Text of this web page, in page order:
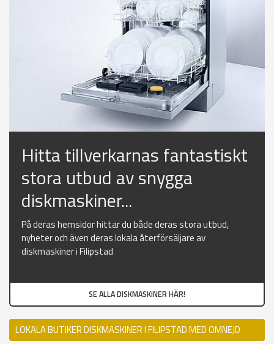
Hitta tillverkarnas fantastiskt
stora utbud av snygga
diskmaskiner...
På deras hemsidor hittar du både deras stora utbud,
nyheter och även deras lokala återförsäljare av
diskmaskiner i Filipstad
SE ALLA DISKMASKINER HÄR!
LOKALA BUTIKER DISKMASKINER I FILIPSTAD MED OMNEJD